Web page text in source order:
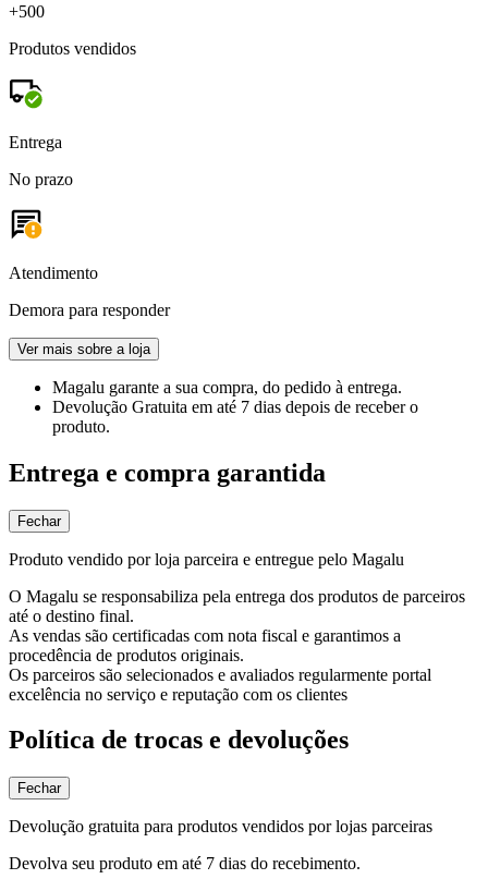
+500
Produtos vendidos
Entrega
No prazo
Atendimento
Demora para responder
Ver mais sobre a loja
Magalu garante a sua compra, do pedido à entrega.
Devolução Gratuita em até 7 dias depois de receber o
produto.
Entrega e compra garantida
Fechar
Produto vendido por loja parceira e entregue pelo Magalu
O Magalu se responsabiliza pela entrega dos produtos de parceiros
até o destino final.
As vendas são certificadas com nota fiscal e garantimos a
procedência de produtos originais.
Os parceiros são selecionados e avaliados regularmente portal
excelência no serviço e reputação com os clientes
Política de trocas e devoluções
Fechar
Devolução gratuita para produtos vendidos por lojas parceiras
Devolva seu produto em até 7 dias do recebimento.